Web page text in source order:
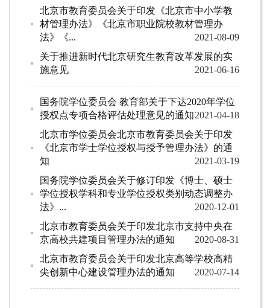
北京市教育委员会关于印发《北京市中小学教
材管理办法》《北京市职业院校教材管理办
法》《...
2021-08-09
关于推进新时代北京研究生教育改革发展的实
施意见
2021-06-16
国务院学位委员会 教育部关于下达2020年学位
授权点专项合格评估处理意见的通知2021-04-18
北京市学位委员会北京市教育委员会关于印发
《北京市学士学位授权与授予管理办法》的通
知
2021-03-19
国务院学位委员会关于修订印发《博士、硕士
学位授权学科和专业学位授权类别动态调整办
法》...
2020-12-01
北京市教育委员会关于印发北京市支持中央在
京高校共建项目管理办法的通知
2020-08-31
北京市教育委员会关于印发北京高等学校高精
尖创新中心建设管理办法的通知
2020-07-14